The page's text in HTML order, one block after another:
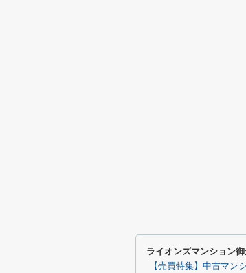
ライオンズマンション
【売買特集】中古マン